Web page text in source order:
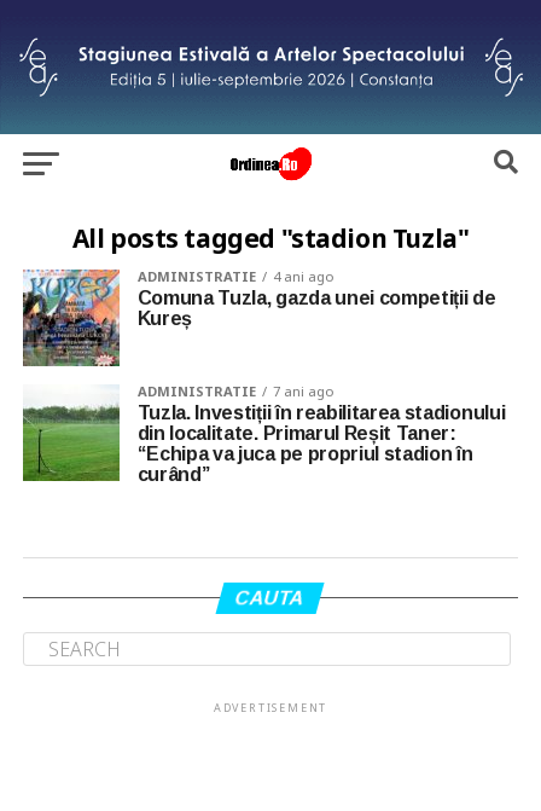
All posts tagged "stadion Tuzla"
ADMINISTRATIE 4 ani ago
Comuna Tuzla, gazda unei competiții de
Kureș
ADMINISTRATIE 7 ani ago
Tuzla. Investiții în reabilitarea stadionului
din localitate. Primarul Reșit Taner:
“Echipa va juca pe propriul stadion în
curând”
CAUTA
ADVERTISEMENT